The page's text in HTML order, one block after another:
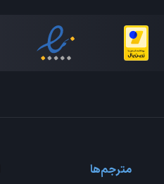
مترجم‌ها